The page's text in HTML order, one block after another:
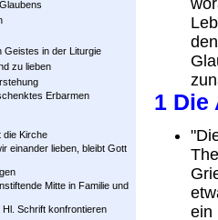
Geistes in der Liturgie
zu lieben
Erbarmen
die Kirche
einander lieben, bleibt Gott
Mitte in Familie und
Schrift konfrontieren
1 Die
ein